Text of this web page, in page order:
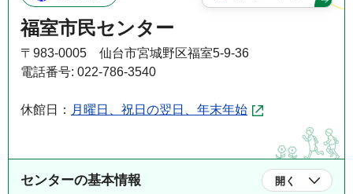
福室市民センター
〒983-0005 仙台市宮城野区福室5-9-36
電話番号: 022-786-3540
休館日： 月曜日、祝日の翌日、年末年始
センターの基本情報 開く